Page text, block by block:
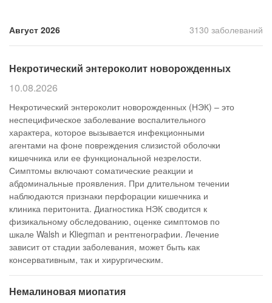
Август 2026 3130 заболеваний
Некротический энтероколит новорожденных
10.08.2026
Некротический энтероколит новорожденных (НЭК) – это
неспецифическое заболевание воспалительного
характера, которое вызывается инфекционными
агентами на фоне повреждения слизистой оболочки
кишечника или ее функциональной незрелости.
Симптомы включают соматические реакции и
абдоминальные проявления. При длительном течении
наблюдаются признаки перфорации кишечника и
клиника перитонита. Диагностика НЭК сводится к
физикальному обследованию, оценке симптомов по
шкале Walsh и Kliegman и рентгенографии. Лечение
зависит от стадии заболевания, может быть как
консервативным, так и хирургическим.
Немалиновая миопатия